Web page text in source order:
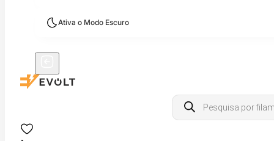
Ativa o Modo Escuro
Products
search